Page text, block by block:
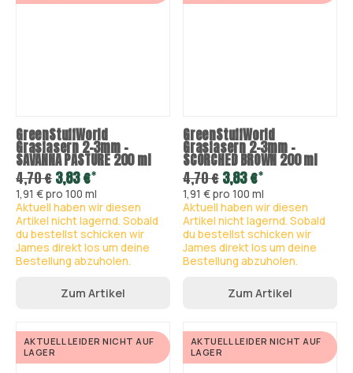
GreenStuffWorld
Grasfasern 2-3mm -
SAVANNA PASTURE 200 ml
4,70 €3,83 €*
1,91 € pro 100 ml
Aktuell haben wir diesen
Artikel nicht lagernd. Sobald
du bestellst schicken wir
James direkt los um deine
Bestellung abzuholen.
Zum Artikel
GreenStuffWorld
Grasfasern 2-3mm -
SCORCHED BROWN 200 ml
4,70 €3,83 €*
1,91 € pro 100 ml
Aktuell haben wir diesen
Artikel nicht lagernd. Sobald
du bestellst schicken wir
James direkt los um deine
Bestellung abzuholen.
Zum Artikel
AKTUELL LEIDER NICHT AUF
LAGER
AKTUELL LEIDER NICHT AUF
LAGER